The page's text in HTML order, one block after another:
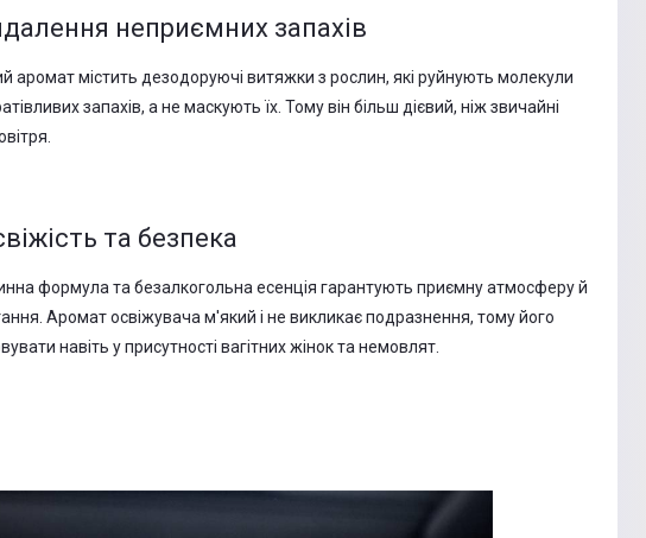
неприємних запахів
аромат містить дезодоруючі витяжки з рослин, які руйнують молекули
запахів, а не маскують їх. Тому він більш дієвий, ніж звичайні
та безпека
формула та безалкогольна есенція гарантують приємну атмосферу й
Аромат освіжувача м'який і не викликає подразнення, тому його
навіть у присутності вагітних жінок та немовлят.